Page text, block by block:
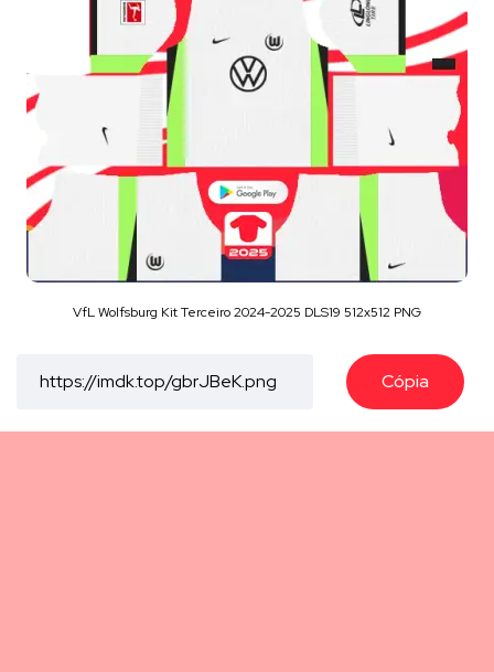
VfL Wolfsburg Kit Terceiro 2024-2025 DLS19 512x512 PNG
Cópia